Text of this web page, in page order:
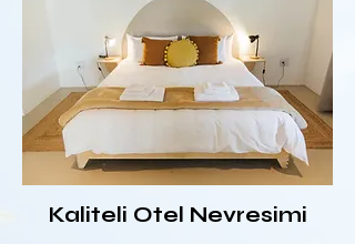
Kaliteli Otel Nevresimi